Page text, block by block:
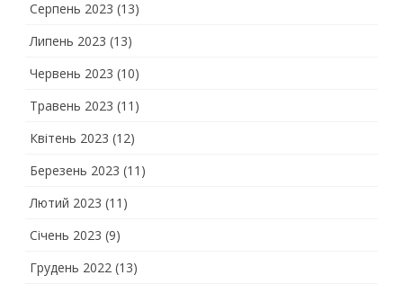
Серпень 2023 (13)
Липень 2023 (13)
Червень 2023 (10)
Травень 2023 (11)
Квітень 2023 (12)
Березень 2023 (11)
Лютий 2023 (11)
Січень 2023 (9)
Грудень 2022 (13)